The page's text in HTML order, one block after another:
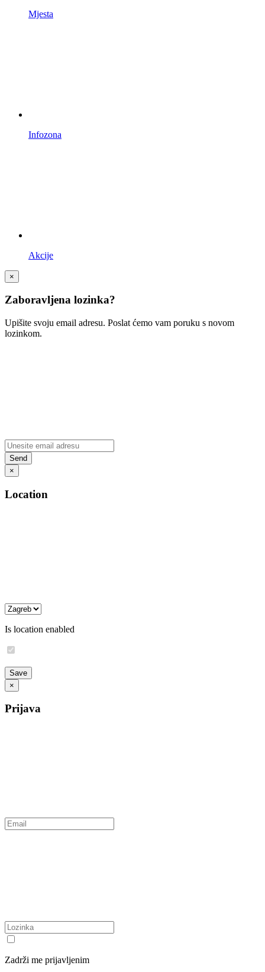
Mjesta
Infozona
Akcije
×
Zaboravljena lozinka?
Upišite svoju email adresu. Poslat ćemo vam poruku s novom
lozinkom.
×
Location
Is location enabled
×
Prijava
Zadrži me prijavljenim